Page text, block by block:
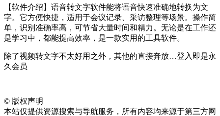
【软件介绍】语音转文字软件能将语音快速准确地转换为文
字。它方便快捷，适用于会议记录、采访整理等场景。操作简
单，识别准确率高，可节省大量时间和精力。无论是在工作还
是学习中，都能提高效率，是一款实用的工具软件。
除了视频转文字不太好用之外，其他的直接奔放…登入即是永
久会员
© 版权声明
本站仅提供资源搜索与导航服务，所有内容均来源于第三方网